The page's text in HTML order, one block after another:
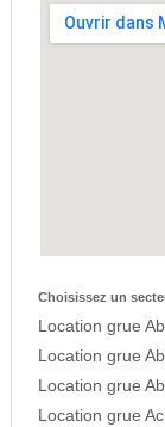
Choisissez un
Location grue
Location grue
Location grue
Location grue